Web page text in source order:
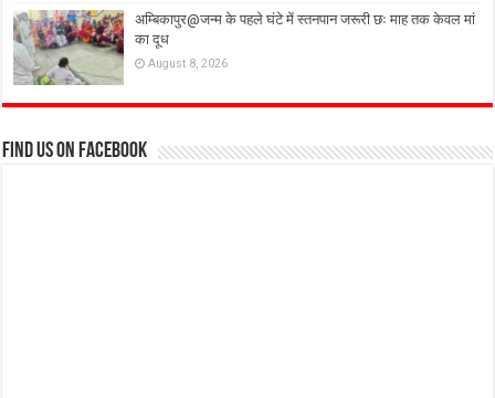
अम्बिकापुर@जन्म के पहले घंटे में स्तनपान जरूरी छः माह तक केवल मां
का दूध
August 8, 2026
Find us on Facebook